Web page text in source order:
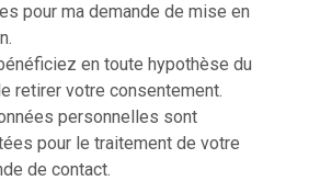
pour ma demande de mise en
en toute hypothèse du
retirer votre consentement.
personnelles sont
pour le traitement de votre
de contact.